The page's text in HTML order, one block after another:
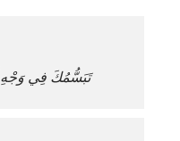
(تَبَسُّمُكَ فِي